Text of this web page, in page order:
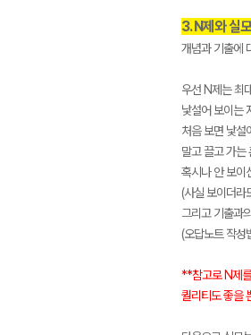
3. N제와 실
개념과 기출에
우선 N제는 최
낯설어 보이는
처음 보면 낯설
말고 끌고 가는
혹시나 안 보이
(사실 보이더라
그리고 기출과
(오답노트 작성
**참고로 N제
퀄리티도 좋을